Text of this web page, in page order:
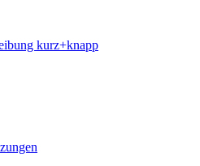
kurz+knapp